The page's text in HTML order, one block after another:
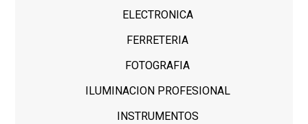
ELECTRONICA
FERRETERIA
FOTOGRAFIA
ILUMINACION PROFESIONAL
INSTRUMENTOS